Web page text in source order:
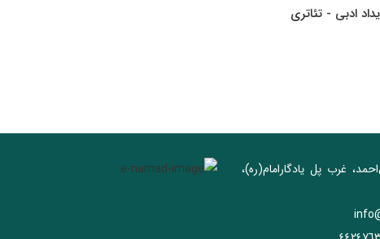
ادبی - تئاتری
غرب پل يادگار‌امام(ره)‌،